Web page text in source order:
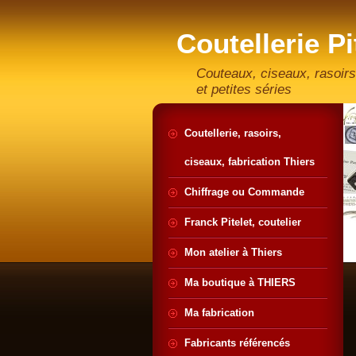
Coutellerie
artisan
Couteaux, ciseaux,
et petites séries
Coutellerie, rasoirs,
ciseaux, fabrication Thiers
Chiffrage ou Commande
Franck Pitelet, coutelier
Mon atelier à Thiers
Ma boutique à THIERS
Ma fabrication
Fabricants référencés